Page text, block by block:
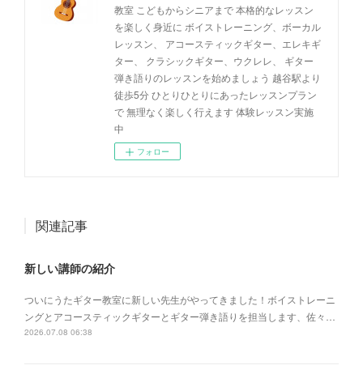
教室 こどもからシニアまで 本格的なレッスン
を楽しく身近に ボイストレーニング、ボーカル
レッスン、 アコースティックギター、エレキギ
ター、 クラシックギター、ウクレレ、 ギター
弾き語りのレッスンを始めましょう 越谷駅より
徒歩5分 ひとりひとりにあったレッスンプラン
で 無理なく楽しく行えます 体験レッスン実施
中
フォロー
関連記事
新しい講師の紹介
ついにうたギター教室に新しい先生がやってきました！ボイストレーニ
ングとアコースティックギターとギター弾き語りを担当します、佐々…
2026.07.08 06:38